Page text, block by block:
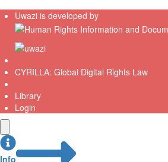
Uwazi is developed by
CYRILLA: Global Digital Rights Law
Library
Login
Info